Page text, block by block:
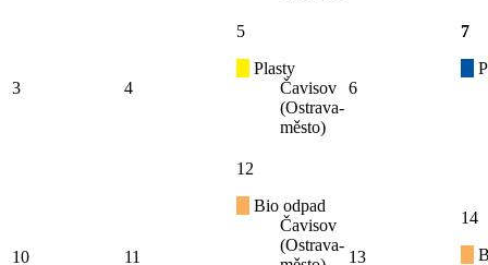
3 4
5
Plasty
Čavisov
(Ostrava-
město)
6
7
10 11
12
Bio odpad
Čavisov
(Ostrava-
13
14